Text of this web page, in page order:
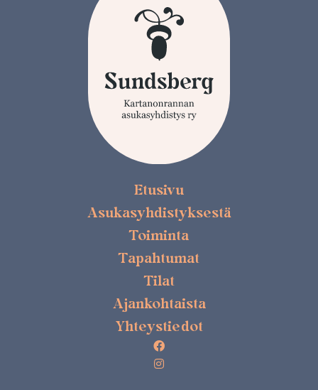
Etusivu
Asukasyhdistyksestä
Toiminta
Tapahtumat
Tilat
Ajankohtaista
Yhteystiedot